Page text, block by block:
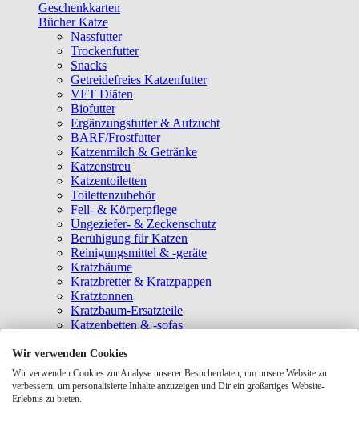
Geschenkkarten
Bücher Katze
Nassfutter
Trockenfutter
Snacks
Getreidefreies Katzenfutter
VET Diäten
Biofutter
Ergänzungsfutter & Aufzucht
BARF/Frostfutter
Katzenmilch & Getränke
Katzenstreu
Katzentoiletten
Toilettenzubehör
Fell- & Körperpflege
Ungeziefer- & Zeckenschutz
Beruhigung für Katzen
Reinigungsmittel & -geräte
Kratzbäume
Kratzbretter & Kratzpappen
Kratztonnen
Kratzbaum-Ersatzteile
Katzenbetten & -sofas
Katzenhäuser
Hängematten & Fensterliegeplätze
Katzendecken & -matten
Baldrian- & Catnipspielzeug
Wir verwenden Cookies
Wir verwenden Cookies zur Analyse unserer Besucherdaten, um unsere Website zu
verbessern, um personalisierte Inhalte anzuzeigen und Dir ein großartiges Website-
Erlebnis zu bieten.